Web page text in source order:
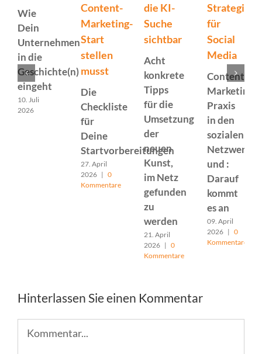
Wie
Dein
Unternehmen
in die
Geschichte(n)
eingeht
10. Juli
2026
Content-
Marketing-
Start
stellen
musst
Die
Checkliste
für
Deine
Startvorbereitungen
27. April
2026 | 0
Kommentare
die KI-
Suche
sichtbar
Acht
konkrete
Tipps
für die
Umsetzung
der
neuen
Kunst,
im Netz
gefunden
zu
werden
21. April
2026 | 0
Kommentare
Strategie
für
Social
Media
Content-
Marketing-
Praxis
in den
sozialen
Netzwerke
und :
Darauf
kommt
es an
09. April
2026 | 0
Kommentare
Hinterlassen Sie einen Kommentar